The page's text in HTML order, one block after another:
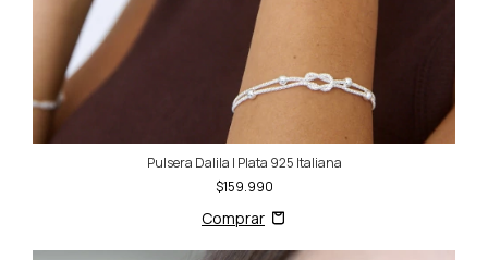
Pulsera Dalila | Plata 925 Italiana
$159.990